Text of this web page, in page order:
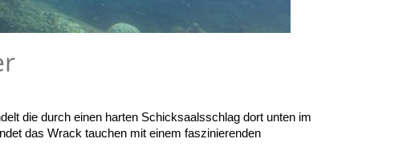
die durch einen harten Schicksaalsschlag dort unten im
das Wrack tauchen mit einem faszinierenden